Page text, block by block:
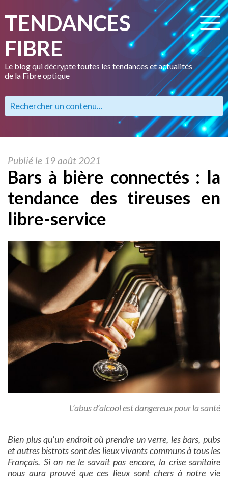
TENDANCES
FIBRE
Le blog qui décrypte toutes les tendances et actualités
de la Fibre optique
Publié le 19 août 2021
Bars à bière connectés : la
tendance des tireuses en
libre-service
L’abus d’alcool est dangereux pour la santé
Bien plus qu’un endroit où prendre un verre, les bars, pubs
et autres bistrots sont des lieux vivants communs à tous les
Français. Si on ne le savait pas encore, la crise sanitaire
nous aura prouvé que ces lieux sont chers à notre vie